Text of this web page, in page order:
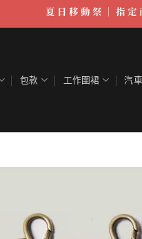
夏日移動祭｜指
包款 工作圍裙 汽